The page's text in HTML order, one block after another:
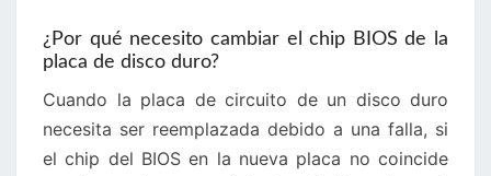
¿Por qué necesito cambiar el chip BIOS de la
placa de disco duro?
Cuando la placa de circuito de un disco duro
necesita ser reemplazada debido a una falla, si
el chip del BIOS en la nueva placa no coincide